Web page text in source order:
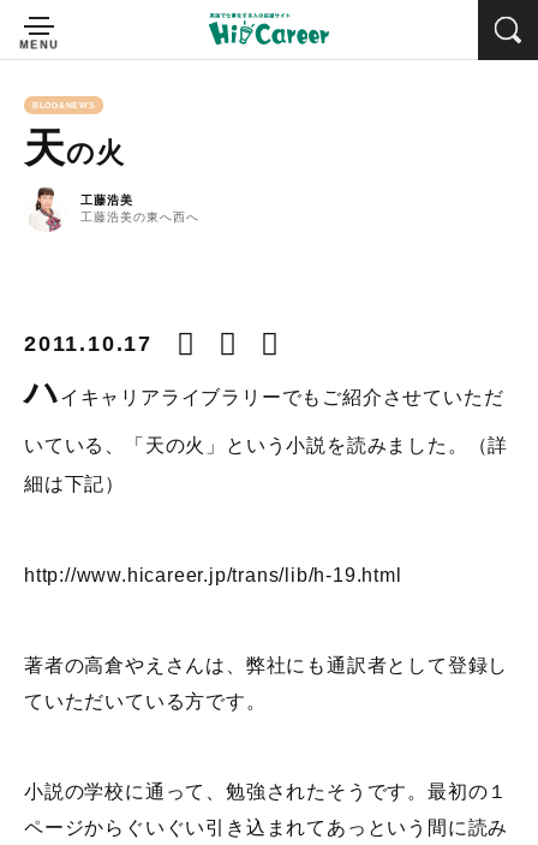
BLOG&NEWS
天の火
工藤浩美
工藤浩美の東へ西へ
2011.10.17
ハイキャリアライブラリーでもご紹介させていただ
いている、「天の火」という小説を読みました。（詳
細は下記）
http://www.hicareer.jp/trans/lib/h-19.html
著者の高倉やえさんは、弊社にも通訳者として登録し
ていただいている方です。
小説の学校に通って、勉強されたそうです。最初の１
ページからぐいぐい引き込まれてあっという間に読み